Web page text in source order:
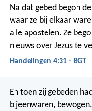
Na dat gebed begon
waar ze bij elkaar
alle apostelen. Ze
nieuws over Jezus te
Handelingen 4:31 - BGT
En toen zij gebeden
bijeenwaren,